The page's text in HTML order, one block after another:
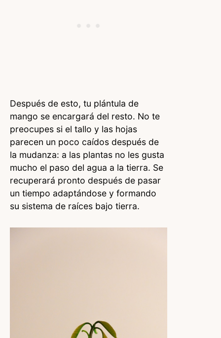
Después de esto, tu plántula de
mango se encargará del resto. No te
preocupes si el tallo y las hojas
parecen un poco caídos después de
la mudanza: a las plantas no les gusta
mucho el paso del agua a la tierra. Se
recuperará pronto después de pasar
un tiempo adaptándose y formando
su sistema de raíces bajo tierra.